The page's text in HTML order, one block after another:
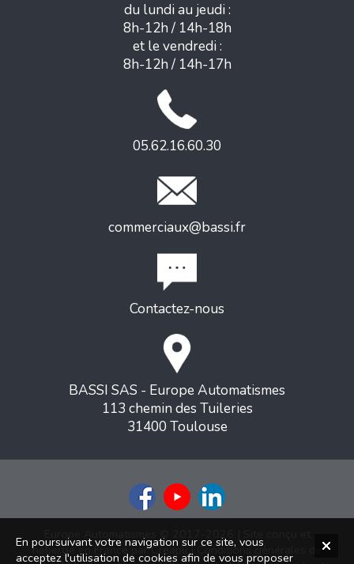
du lundi au jeudi :
8h-12h / 14h-18h
et le vendredi :
8h-12h / 14h-17h
05.62.16.60.30
commerciaux@bassi.fr
Contactez-nous
BASSI SAS - Europe Automatismes
113 chemin des Tuileries
31400 Toulouse
Europe Automatismes © 2017-2026 | Site conçu et
hébergé en France parCreapli| Conditions générales de
En poursuivant votre navigation sur ce site, vous
acceptez l'utilisation de cookies afin de vous proposer